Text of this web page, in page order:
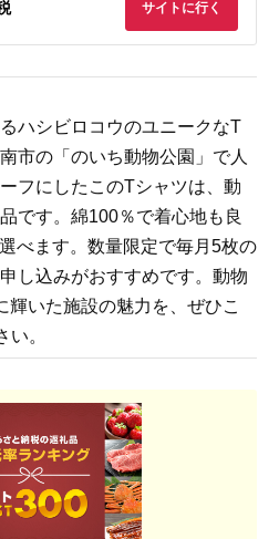
サイトに行く
ハシビロコウのユニークなT
市の「のいち動物公園」で人
フにしたこのTシャツは、動
です。綿100％で着心地も良
べます。数量限定で毎月5枚の
し込みがおすすめです。動物
輝いた施設の魅力を、ぜひこ
。